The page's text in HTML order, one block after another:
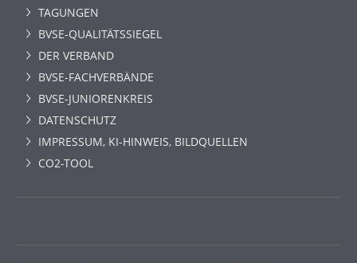
TAGUNGEN
BVSE-QUALITÄTSSIEGEL
DER VERBAND
BVSE-FACHVERBÄNDE
BVSE-JUNIORENKREIS
DATENSCHUTZ
IMPRESSUM, KI-HINWEIS, BILDQUELLEN
CO2-TOOL